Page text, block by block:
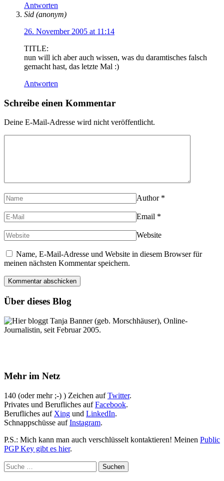
Antworten
Sid (anonym)
26. November 2005 at 11:14
TITLE:
nun will ich aber auch wissen, was du daramtisches falsch
gemacht hast, das letzte Mal :)
Antworten
Schreibe einen Kommentar
Deine E-Mail-Adresse wird nicht veröffentlicht.
Author *
Email *
Website
Name, E-Mail-Adresse und Website in diesem Browser für
meinen nächsten Kommentar speichern.
Über dieses Blog
Hier bloggt Tanja Banner (geb. Morschhäuser), Online-
Journalistin, seit Februar 2005.
Mehr im Netz
140 (oder mehr ;-) ) Zeichen aufTwitter.
Privates und Berufliches aufFacebook.
Berufliches auf Xing und LinkedIn.
Schnappschüsse aufInstagram.
P.S.: Mich kann man auch verschlüsselt kontaktieren! Meinen Public
PGP Key gibt es hier.